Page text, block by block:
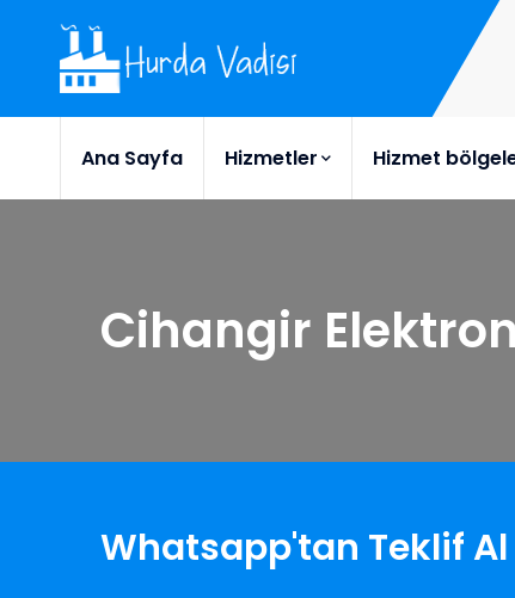
Ana Sayfa Hizmetler Hizmet
Cihangir
Whatsapp'tan Teklif Al